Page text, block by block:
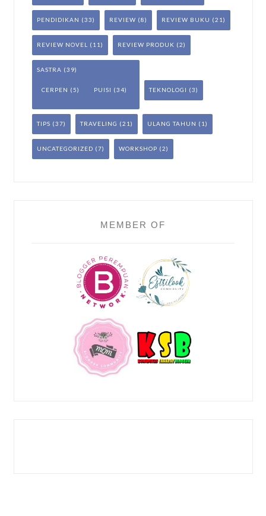
PENDIDIKAN (33) REVIEW (8) REVIEW BUKU (21)
REVIEW NOVEL (11) REVIEW PRODUK (2)
SASTRA (39)
CERPEN (5) PUISI (34) TEKNOLOGI (3)
TIPS (37) TRAVELING (21) ULANG TAHUN (1)
UNCATEGORIZED (7) WORKSHOP (2)
MEMBER OF